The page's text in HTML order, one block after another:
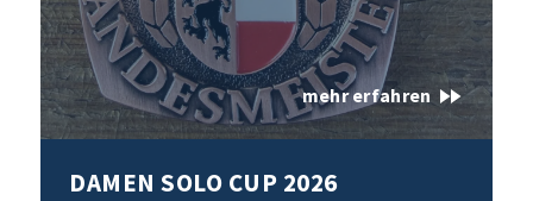
mehr erfahren fast_forward
DAMEN SOLO CUP 2026